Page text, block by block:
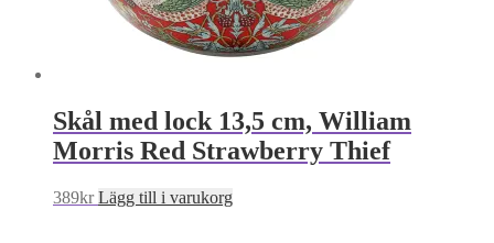
Skål med lock 13,5 cm, William
Morris Red Strawberry Thief
389kr Lägg till i varukorg